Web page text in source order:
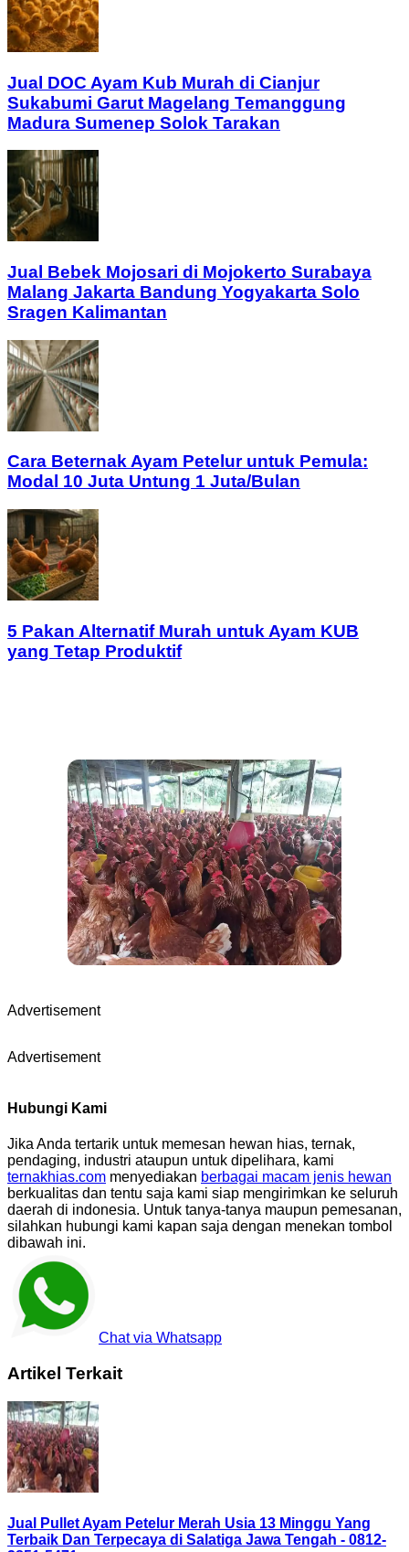
Jual DOC Ayam Kub Murah di Cianjur
Sukabumi Garut Magelang Temanggung
Madura Sumenep Solok Tarakan
Jual Bebek Mojosari di Mojokerto Surabaya
Malang Jakarta Bandung Yogyakarta Solo
Sragen Kalimantan
Cara Beternak Ayam Petelur untuk Pemula:
Modal 10 Juta Untung 1 Juta/Bulan
5 Pakan Alternatif Murah untuk Ayam KUB
yang Tetap Produktif
Advertisement
Advertisement
Hubungi Kami
Jika Anda tertarik untuk memesan hewan hias, ternak,
pendaging, industri ataupun untuk dipelihara, kami
ternakhias.com menyediakan berbagai macam jenis hewan
berkualitas dan tentu saja kami siap mengirimkan ke seluruh
daerah di indonesia. Untuk tanya-tanya maupun pemesanan,
silahkan hubungi kami kapan saja dengan menekan tombol
dibawah ini.
Chat via Whatsapp
Artikel Terkait
Jual Pullet Ayam Petelur Merah Usia 13 Minggu Yang
Terbaik Dan Terpecaya di Salatiga Jawa Tengah - 0812-